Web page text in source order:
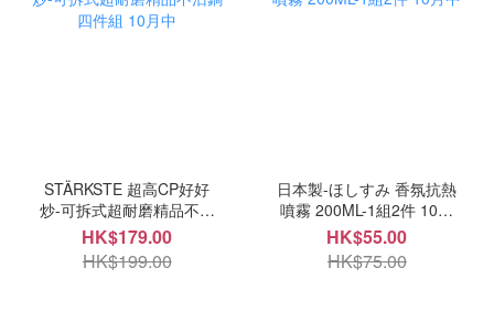
STÄRKSTE 超高CP好好
炒-可拆式超耐磨精品不沾
鍋四件組 10月中
HK$179.00
HK$199.00
日本製-ほしすみ 香氛抗熱
噴霧 200ML-1組2件 10月
中
HK$55.00
HK$75.00